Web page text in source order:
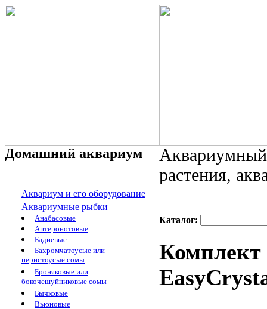
Домашний аквариум
Аквариум и его оборудование
Аквариумные рыбки
Анабасовые
Аптеронотовые
Бадиевые
Бахромчатоусые или
перистоусые сомы
Броняковые или
бокочешуйниковые сомы
Бычковые
Вьюновые
растения,
Каталог:
Комплект